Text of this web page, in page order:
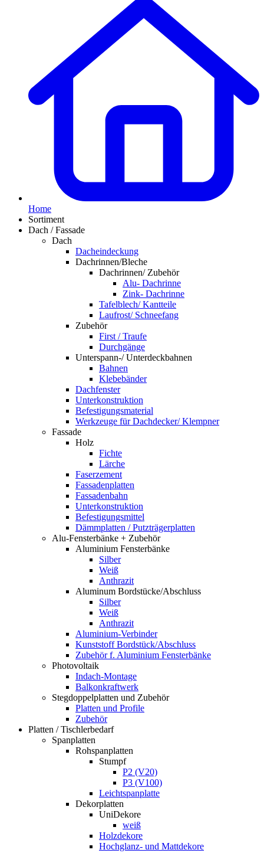
Home
Sortiment
Dach / Fassade
Dach
Dacheindeckung
Dachrinnen/Bleche
Dachrinnen/ Zubehör
Alu- Dachrinne
Zink- Dachrinne
Tafelblech/ Kantteile
Laufrost/ Schneefang
Zubehör
First / Traufe
Durchgänge
Unterspann-/ Unterdeckbahnen
Bahnen
Klebebänder
Dachfenster
Unterkonstruktion
Befestigungsmaterial
Werkzeuge für Dachdecker/ Klempner
Fassade
Holz
Fichte
Lärche
Faserzement
Fassadenplatten
Fassadenbahn
Unterkonstruktion
Befestigungsmittel
Dämmplatten / Putzträgerplatten
Alu-Fensterbänke + Zubehör
Aluminium Fensterbänke
Silber
Weiß
Anthrazit
Aluminum Bordstücke/Abschluss
Silber
Weiß
Anthrazit
Aluminium-Verbinder
Kunststoff Bordstück/Abschluss
Zubehör f. Aluminium Fensterbänke
Photovoltaik
Indach-Montage
Balkonkraftwerk
Stegdoppelplatten und Zubehör
Platten und Profile
Zubehör
Platten / Tischlerbedarf
Spanplatten
Rohspanplatten
Stumpf
P2 (V20)
P3 (V100)
Leichtspanplatte
Dekorplatten
UniDekore
weiß
Holzdekore
Hochglanz- und Mattdekore